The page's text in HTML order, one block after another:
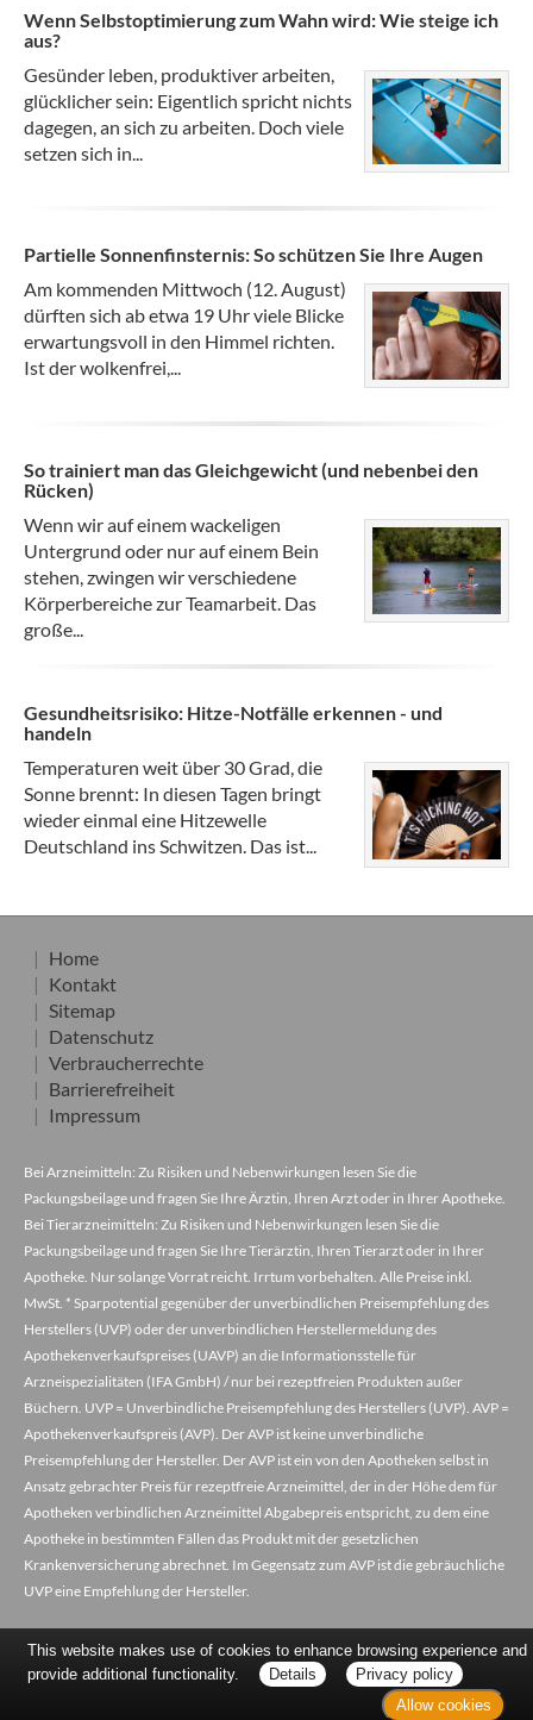
Wenn Selbstoptimierung zum Wahn wird: Wie steige ich
aus?
Gesünder leben, produktiver arbeiten,
glücklicher sein: Eigentlich spricht nichts
dagegen, an sich zu arbeiten. Doch viele
setzen sich in...
Partielle Sonnenfinsternis: So schützen Sie Ihre Augen
Am kommenden Mittwoch (12. August)
dürften sich ab etwa 19 Uhr viele Blicke
erwartungsvoll in den Himmel richten.
Ist der wolkenfrei,...
So trainiert man das Gleichgewicht (und nebenbei den
Rücken)
Wenn wir auf einem wackeligen
Untergrund oder nur auf einem Bein
stehen, zwingen wir verschiedene
Körperbereiche zur Teamarbeit. Das
große...
Gesundheitsrisiko: Hitze-Notfälle erkennen - und
handeln
Temperaturen weit über 30 Grad, die
Sonne brennt: In diesen Tagen bringt
wieder einmal eine Hitzewelle
Deutschland ins Schwitzen. Das ist...
Home
Kontakt
Sitemap
Datenschutz
Verbraucherrechte
Barrierefreiheit
Impressum
Bei Arzneimitteln: Zu Risiken und Nebenwirkungen lesen Sie die
Packungsbeilage und fragen Sie Ihre Ärztin, Ihren Arzt oder in Ihrer Apotheke.
Bei Tierarzneimitteln: Zu Risiken und Nebenwirkungen lesen Sie die
Packungsbeilage und fragen Sie Ihre Tierärztin, Ihren Tierarzt oder in Ihrer
Apotheke. Nur solange Vorrat reicht. Irrtum vorbehalten. Alle Preise inkl.
MwSt. * Sparpotential gegenüber der unverbindlichen Preisempfehlung des
Herstellers (UVP) oder der unverbindlichen Herstellermeldung des
Apothekenverkaufspreises (UAVP) an die Informationsstelle für
Arzneispezialitäten (IFA GmbH) / nur bei rezeptfreien Produkten außer
Büchern. UVP = Unverbindliche Preisempfehlung des Herstellers (UVP). AVP =
Apothekenverkaufspreis (AVP). Der AVP ist keine unverbindliche
Preisempfehlung der Hersteller. Der AVP ist ein von den Apotheken selbst in
Ansatz gebrachter Preis für rezeptfreie Arzneimittel, der in der Höhe dem für
Apotheken verbindlichen Arzneimittel Abgabepreis entspricht, zu dem eine
Apotheke in bestimmten Fällen das Produkt mit der gesetzlichen
Krankenversicherung abrechnet. Im Gegensatz zum AVP ist die gebräuchliche
UVP eine Empfehlung der Hersteller.
This website makes use of cookies to enhance browsing experience and
provide additional functionality.
Details
Privacy policy
Allow cookies